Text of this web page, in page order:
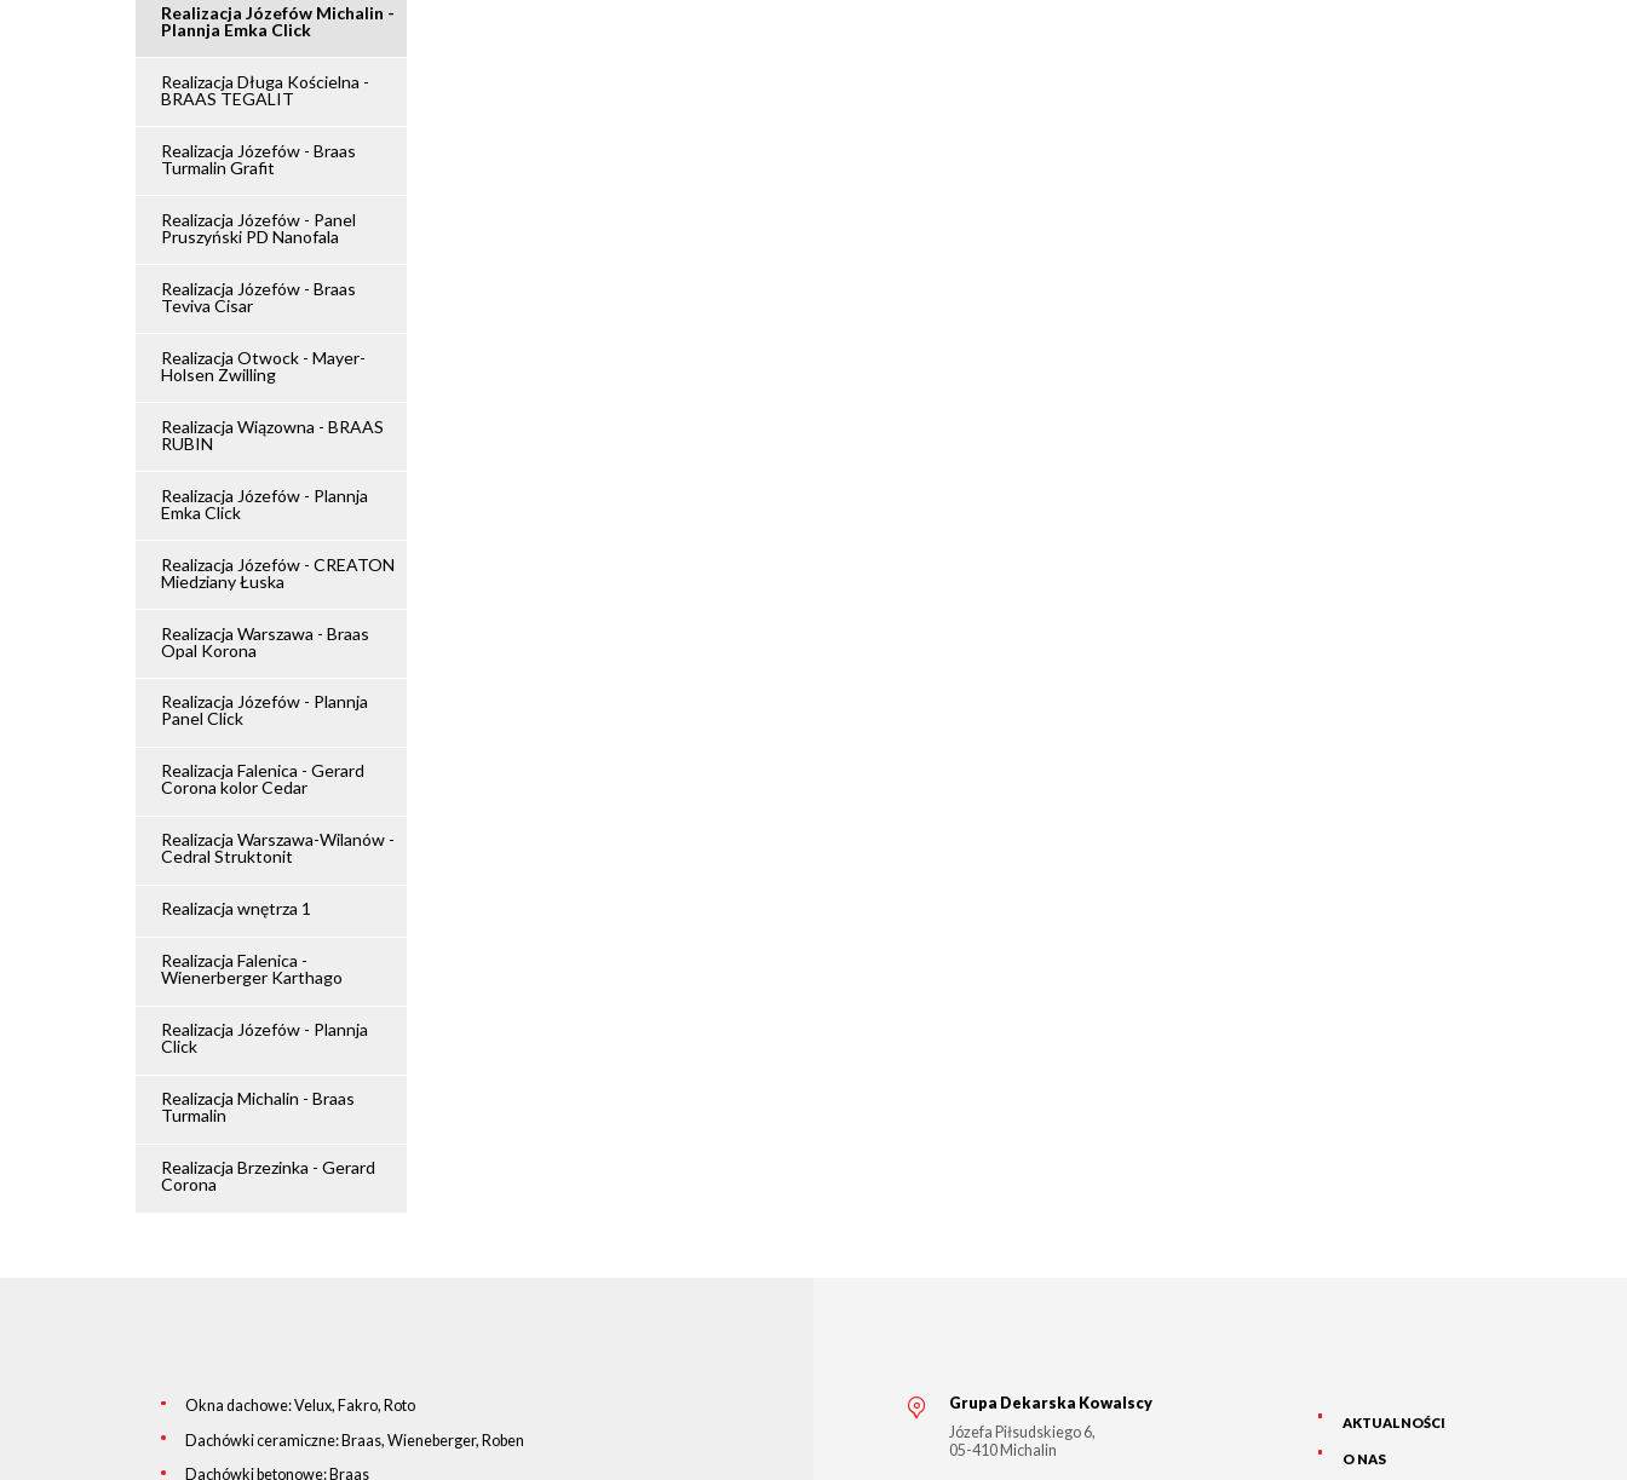
Realizacja Józefów Michalin -
Plannja Emka Click
Realizacja Długa Kościelna -
BRAAS TEGALIT
Realizacja Józefów - Braas
Turmalin Grafit
Realizacja Józefów - Panel
Pruszyński PD Nanofala
Realizacja Józefów - Braas
Teviva Cisar
Realizacja Otwock - Mayer-
Holsen Zwilling
Realizacja Wiązowna - BRAAS
RUBIN
Realizacja Józefów - Plannja
Emka Click
Realizacja Józefów - CREATON
Miedziany Łuska
Realizacja Warszawa - Braas
Opal Korona
Realizacja Józefów - Plannja
Panel Click
Realizacja Falenica - Gerard
Corona kolor Cedar
Realizacja Warszawa-Wilanów -
Cedral Struktonit
Realizacja wnętrza 1
Realizacja Falenica -
Wienerberger Karthago
Realizacja Józefów - Plannja
Click
Realizacja Michalin - Braas
Turmalin
Realizacja Brzezinka - Gerard
Corona
Okna dachowe: Velux, Fakro, Roto
Dachówki ceramiczne: Braas, Wieneberger, Roben
Dachówki betonowe: Braas
Grupa Dekarska Kowalscy
Józefa Piłsudskiego 6,
05-410 Michalin
AKTUALNOŚCI
O NAS